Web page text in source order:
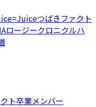
つばきファクト
ロージークロニクルハ
ト卒業メンバー